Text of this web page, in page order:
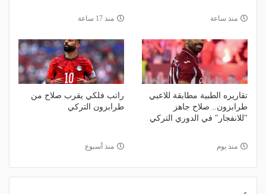
منذ ساعة منذ 17 ساعة
تقاريره الطبية مطابقة للاعبي
طرابزون.. صلاح جاهز
"للانفجار" في الدوري التركي
منذ يوم
راتب فلكي يقرب صلاح من
طرابزون التركي
منذ أسبوع